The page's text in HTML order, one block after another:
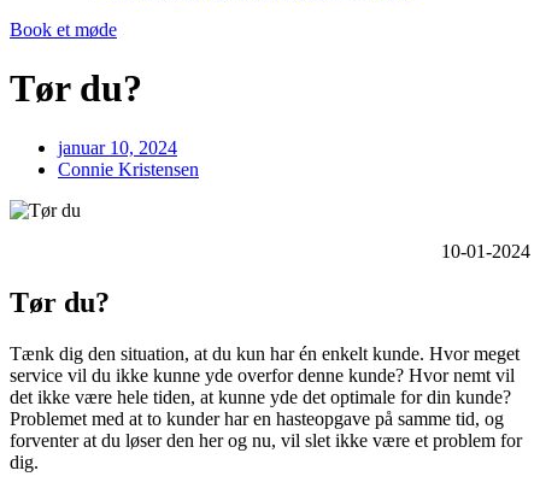
Book et møde
Tør du?
januar 10, 2024
Connie Kristensen
10-01-2024
Tør du?
Tænk dig den situation, at du kun har én enkelt kunde. Hvor meget
service vil du ikke kunne yde overfor denne kunde? Hvor nemt vil
det ikke være hele tiden, at kunne yde det optimale for din kunde?
Problemet med at to kunder har en hasteopgave på samme tid, og
forventer at du løser den her og nu, vil slet ikke være et problem for
dig.